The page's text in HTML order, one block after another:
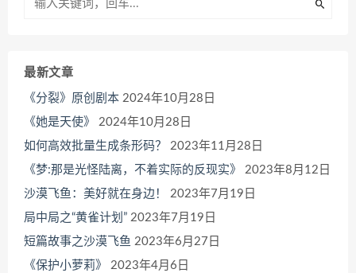
最新文章
《分裂》原创剧本 2024年10月28日
《她是天使》
2024年10月28日
如何高效批量生成条形码？
2023年11月28日
《梦:那是光怪陆离，不着实际的反现实》
2023年8月12日
沙漠飞鱼：美好就在身边！
2023年7月19日
局中局之“黄雀计划” 2023年7月19日
短篇故事之沙漠飞鱼 2023年6月27日
《保护小萝莉》
2023年4月6日